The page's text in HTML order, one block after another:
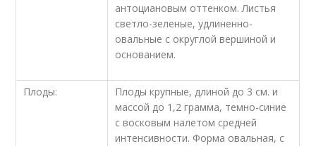
антоциановым оттенком. Листья
светло-зеленые, удлиненно-
овальные с округлой вершиной и
основанием.
Плоды:
Плоды крупные, длиной до 3 см. и
массой до 1,2 грамма, темно-синие
с восковым налетом средней
интенсивности. Форма овальная, с